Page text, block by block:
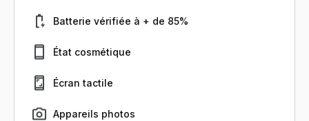
Batterie vérifiée à + de 85%
État cosmétique
Écran tactile
Appareils photos